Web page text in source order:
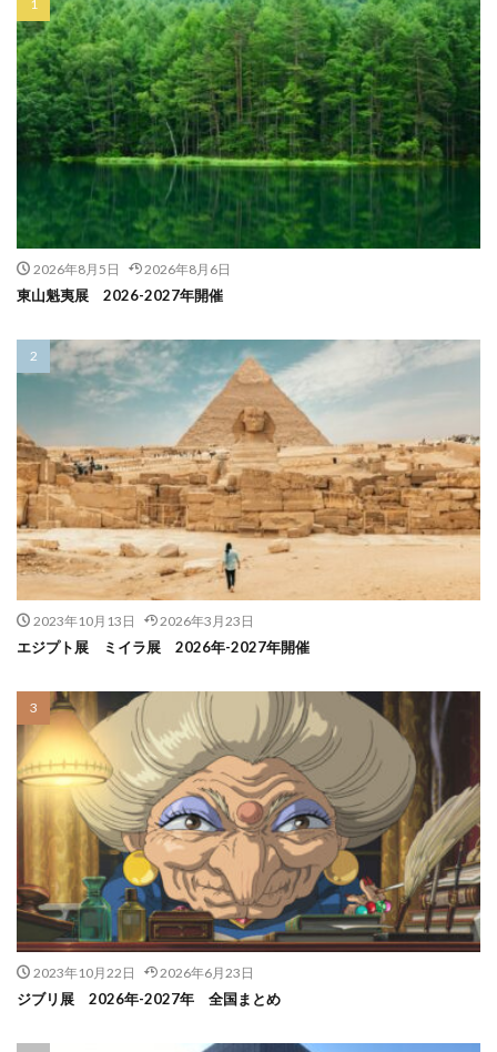
2026年8月5日 2026年8月6日
東山魁夷展 2026-2027年開催
2023年10月13日 2026年3月23日
エジプト展 ミイラ展 2026年-2027年開催
2023年10月22日 2026年6月23日
ジブリ展 2026年-2027年 全国まとめ